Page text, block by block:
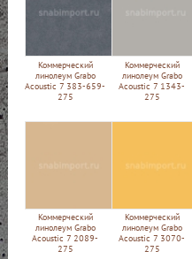
Коммерческий
линолеум Grabo
Acoustic 7 383-659-
275
Коммерческий
линолеум Grabo
Acoustic 7 1343-
275
Коммерческий
линолеум Grabo
Acoustic 7 2089-
275
Коммерческий
линолеум Grabo
Acoustic 7 3070-
275